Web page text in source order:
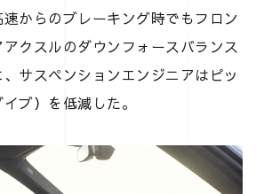
からのブレーキング時でもフロン
アクスルのダウンフォースバランス
サスペンションエンジニアはピッ
ブ）を低減した。